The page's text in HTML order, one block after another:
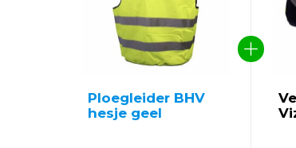
Ploegleider BHV
hesje geel